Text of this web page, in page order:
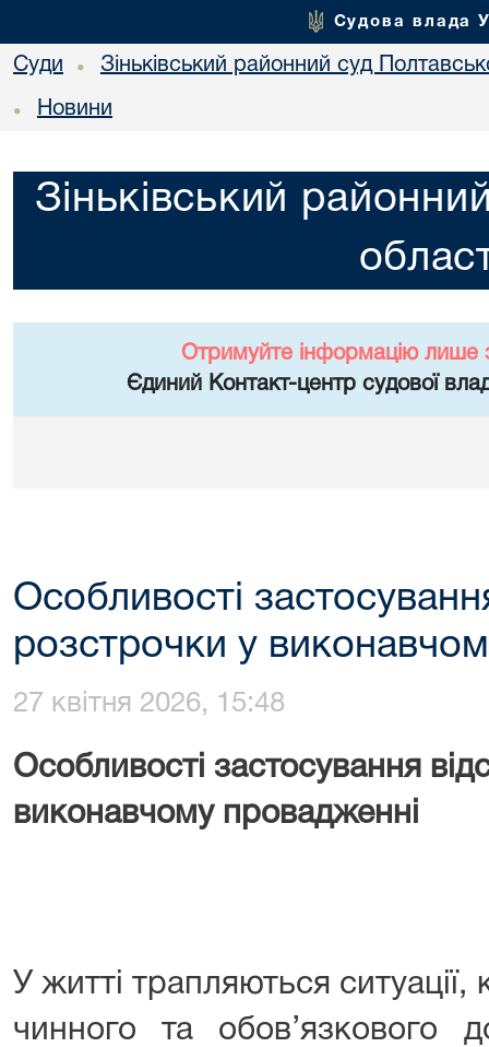
Судова влада
Суди • Зіньківський районний суд
• Новини
Зіньківський
Отримуйте інформацію лише
Єдиний Контакт-центр судової
Особливості
розстрочки у
27 квітня 2026, 15:48
Особливості застосування
виконавчому провадженні
У житті трапляються ситуації,
чинного та обов’язкового